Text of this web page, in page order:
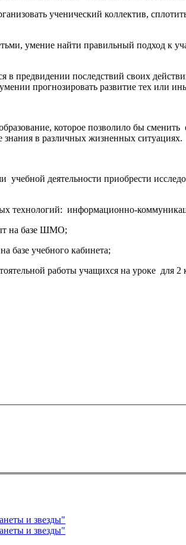
ученический коллектив,
умение найти правильный подход к
предвидении последствий своих
прогнозировать развитие тех или
которое позволило бы
в различных жизненных ситуациях.
деятельности приобрести
технологий: информационно-
на базе ШМО;
базе учебного кабинета;
работы учащихся на уроке для 2
урока окружающий мир "Планеты и звезды"
урока окружающий мир "Планеты и звезды"